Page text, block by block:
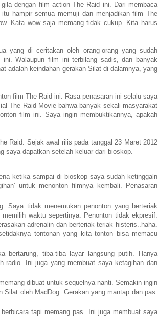
dengan film action The Raid ini. Dari membaca
hampir semua memuji dan menjadikan film The
Kata wow saja memang tidak cukup. Kita harus
yang di ceritakan oleh orang-orang yang sudah
Walaupun film ini terbilang sadis, dan banyak
adalah keindahan gerakan Silat di dalamnya, yang
film The Raid ini. Rasa penasaran ini selalu saya
The Raid Movie bahwa banyak sekali masyarakat
film ini. Saya ingin membuktikannya, apakah
Raid. Sejak awal rilis pada tanggal 23 Maret 2012
saya dapatkan setelah keluar dari bioskop.
ketika sampai di bioskop saya sudah ketinggaln
untuk menonton filmnya kembali. Penasaran
Saya tidak menemukan penonton yang berteriak
waktu sepertinya. Penonton tidak ekpresif.
adrenalin dan berteriak-teriak histeris..haha.
tontonan yang kita tonton bisa memacu
bertarung, tiba-tiba layar langsung putih. Hanya
radio. Ini juga yang membuat saya ketagihan dan
dibuat untuk sequelnya nanti. Semakin ingin
oleh MadDog. Gerakan yang mantap dan pas.
tapi memang pas. Ini juga membuat saya